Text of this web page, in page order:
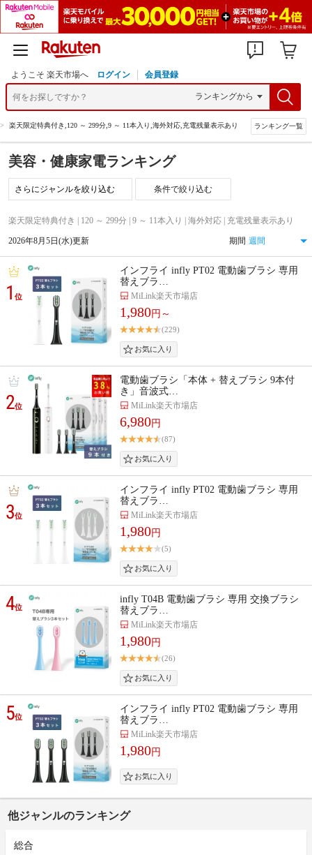
ようこそ 楽天市場へ ログイン 会員登録
楽天限定特典付き,120 ～ 299分,9 ～ 11本入り,海外対応,充電残量表示あり ランキング一覧
美容・健康家電ランキング
条件で絞り込む
楽天限定特典付き | 120 ～ 299分 | 9 ～ 11本入り | 海外対応 | 充電残量表示あり
2026年8月5日(水)更新 期間
1位
インフライ infly PT02 電動歯ブラシ 専用
替えブラ…
MiLink楽天市場店
1,980円～
(229)
2位
電動歯ブラシ「本体 + 替えブラシ 9本付
き」音波式…
MiLink楽天市場店
6,980円
(87)
3位
インフライ infly PT02 電動歯ブラシ 専用
替えブラ…
MiLink楽天市場店
1,980円
(5)
4位
infly T04B 電動歯ブラシ 専用 交換ブラシ
替えブラ…
MiLink楽天市場店
1,980円
(26)
5位
インフライ infly PT02 電動歯ブラシ 専用
替えブラ…
MiLink楽天市場店
1,980円
他ジャンルのランキング
総合